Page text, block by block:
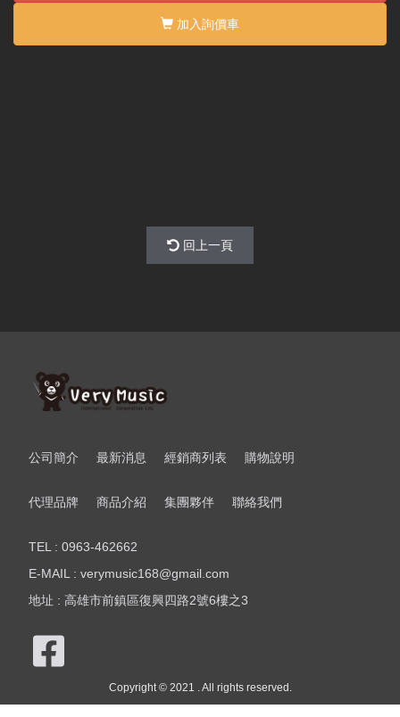
加入詢價車
回上一頁
公司簡介 最新消息 經銷商列表 購物說明
代理品牌 商品介紹 集團夥伴 聯絡我們
TEL : 0963-462662
E-MAIL : verymusic168@gmail.com
地址 : 高雄市前鎮區復興四路2號6樓之3
Copyright © 2021 . All rights reserved.